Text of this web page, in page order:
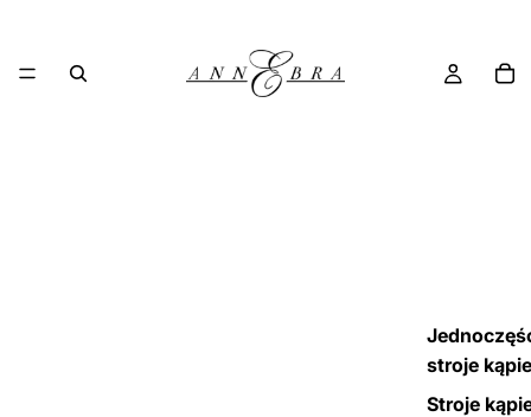
stroje
Stroje